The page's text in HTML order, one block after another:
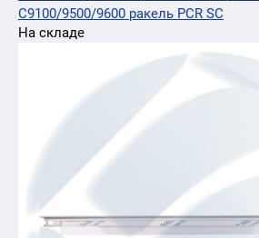
C9100/9500/9600 ракель PCR SC
На складе